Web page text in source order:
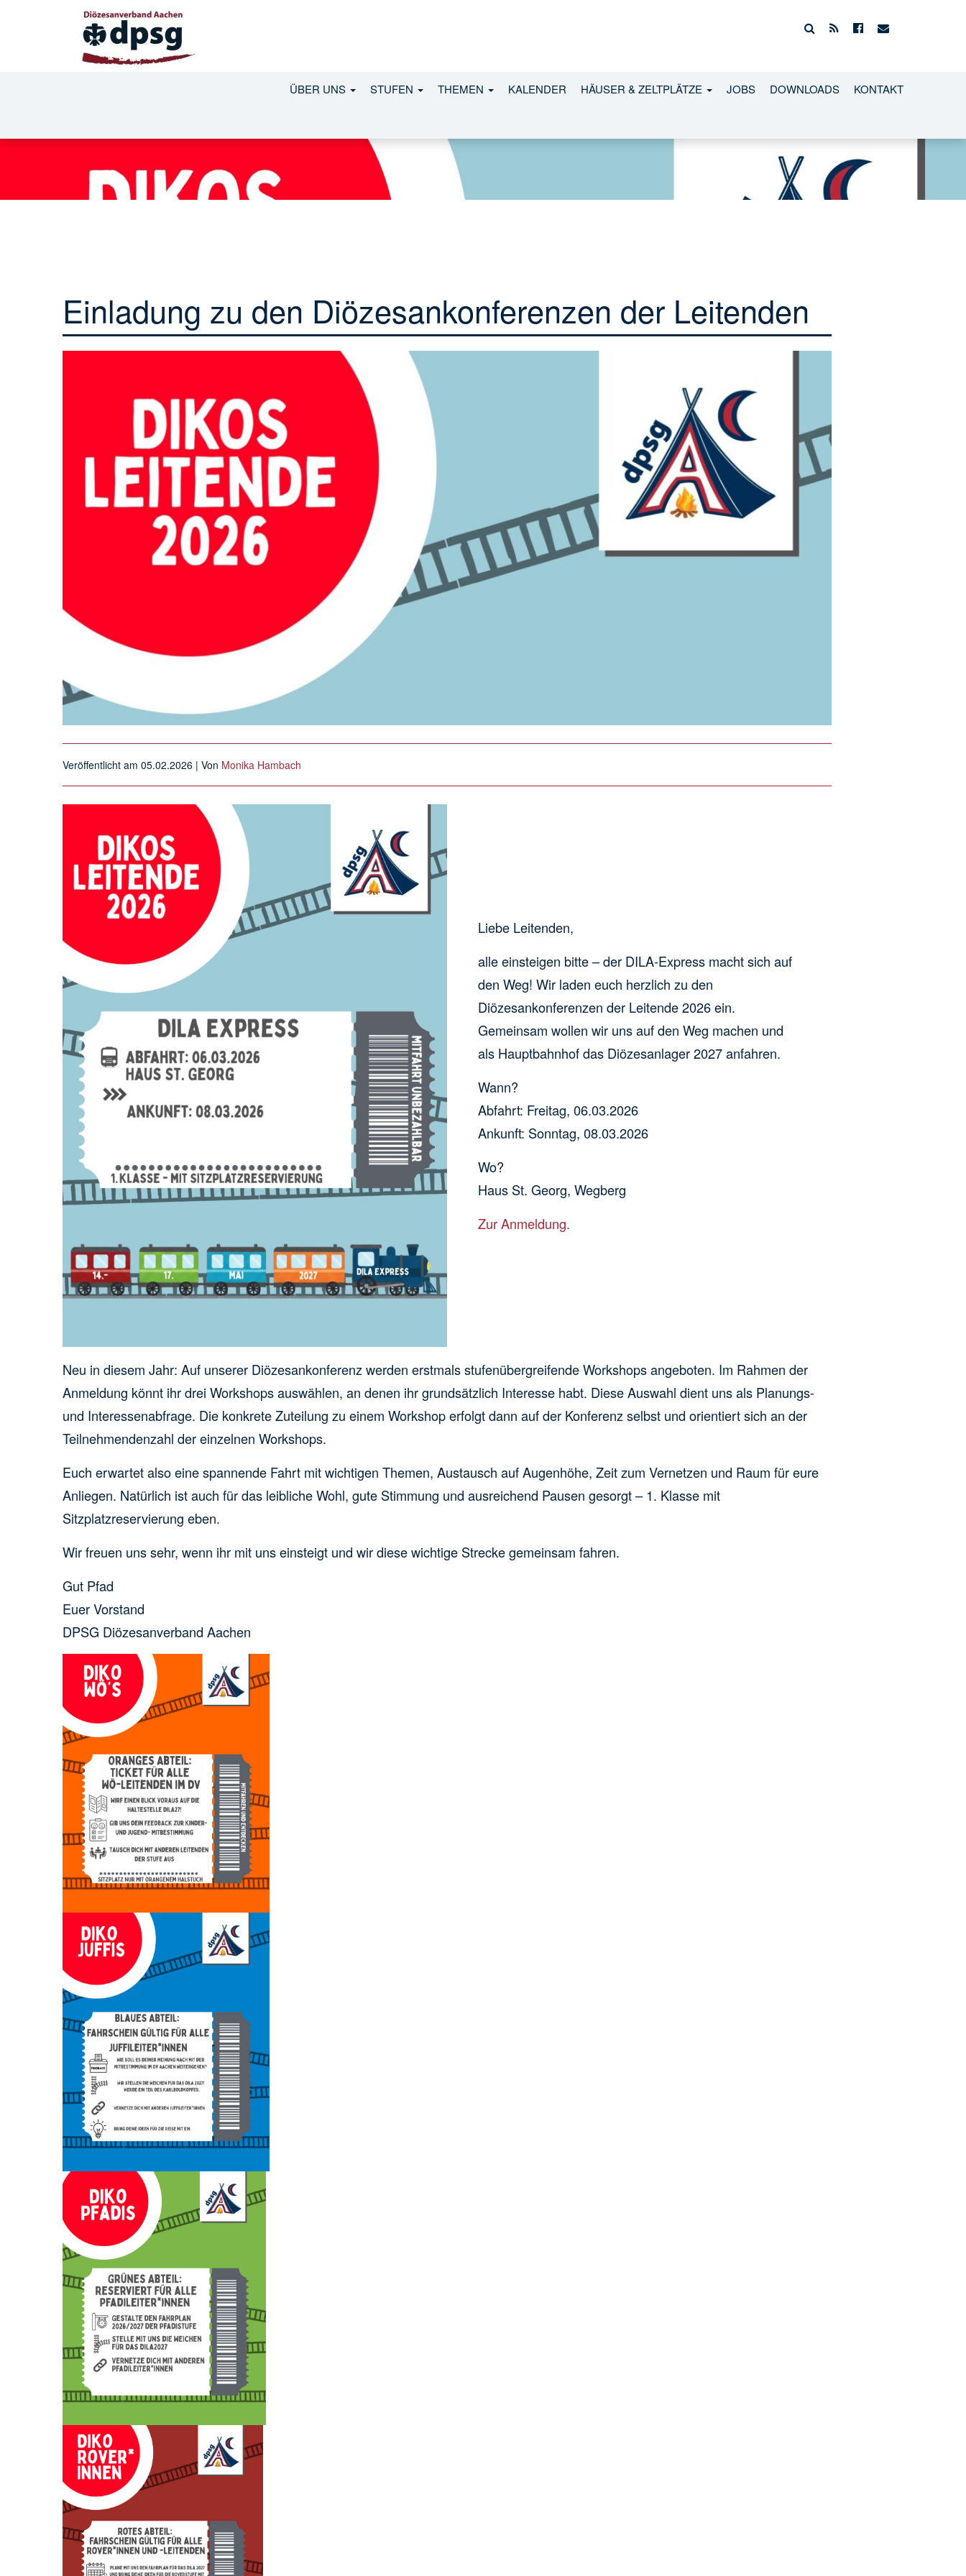
ÜBER UNS STUFEN THEMEN KALENDER HÄUSER & ZELTPLÄTZE JOBS DOWNLOADS KONTAKT
Einladung zu den Diözesankonferenzen der Leitenden
Veröffentlicht am 05.02.2026 | Von Monika Hambach
Liebe Leitenden,
alle einsteigen bitte – der DILA-Express macht sich auf
den Weg! Wir laden euch herzlich zu den
Diözesankonferenzen der Leitende 2026 ein.
Gemeinsam wollen wir uns auf den Weg machen und
als Hauptbahnhof das Diözesanlager 2027 anfahren.
Wann?
Abfahrt: Freitag, 06.03.2026
Ankunft: Sonntag, 08.03.2026
Wo?
Haus St. Georg, Wegberg
Zur Anmeldung.
Neu in diesem Jahr: Auf unserer Diözesankonferenz werden erstmals stufenübergreifende Workshops angeboten. Im Rahmen der
Anmeldung könnt ihr drei Workshops auswählen, an denen ihr grundsätzlich Interesse habt. Diese Auswahl dient uns als Planungs-
und Interessenabfrage. Die konkrete Zuteilung zu einem Workshop erfolgt dann auf der Konferenz selbst und orientiert sich an der
Teilnehmendenzahl der einzelnen Workshops.
Euch erwartet also eine spannende Fahrt mit wichtigen Themen, Austausch auf Augenhöhe, Zeit zum Vernetzen und Raum für eure
Anliegen. Natürlich ist auch für das leibliche Wohl, gute Stimmung und ausreichend Pausen gesorgt – 1. Klasse mit
Sitzplatzreservierung eben.
Wir freuen uns sehr, wenn ihr mit uns einsteigt und wir diese wichtige Strecke gemeinsam fahren.
Gut Pfad
Euer Vorstand
DPSG Diözesanverband Aachen